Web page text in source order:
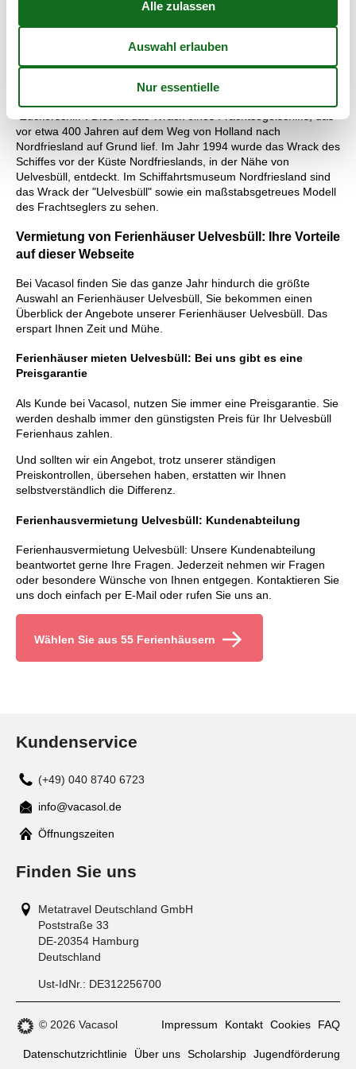
der Nordsee standhalten. Die heutige St.-Nikolai-Kirche wurde
1854 im Stil des klassischen neugotischen Backsteinbaus
errichtet. Damals gewährte der dänische König Friedrich VII.
vor etwa 400 Jahren auf dem Weg von Holland nach
Nordfriesland auf Grund lief. Im Jahr 1994 wurde das Wrack des
Schiffes vor der Küste Nordfrieslands, in der Nähe von
Uelvesbüll, entdeckt. Im Schiffahrtsmuseum Nordfriesland sind
das Wrack der "Uelvesbüll" sowie ein maßstabsgetreues Modell
des Frachtseglers zu sehen.
Vermietung von Ferienhäuser Uelvesbüll: Ihre Vorteile
auf dieser Webseite
Bei Vacasol finden Sie das ganze Jahr hindurch die größte
Auswahl an Ferienhäuser Uelvesbüll, Sie bekommen einen
Überblick der Angebote unserer Ferienhäuser Uelvesbüll. Das
erspart Ihnen Zeit und Mühe.
Ferienhäuser mieten Uelvesbüll: Bei uns gibt es eine
Preisgarantie
Als Kunde bei Vacasol, nutzen Sie immer eine Preisgarantie. Sie
werden deshalb immer den günstigsten Preis für Ihr Uelvesbüll
Ferienhaus zahlen.
Und sollten wir ein Angebot, trotz unserer ständigen
Preiskontrollen, übersehen haben, erstatten wir Ihnen
selbstverständlich die Differenz.
Ferienhausvermietung Uelvesbüll: Kundenabteilung
Ferienhausvermietung Uelvesbüll: Unsere Kundenabteilung
beantwortet gerne Ihre Fragen. Jederzeit nehmen wir Fragen
oder besondere Wünsche von Ihnen entgegen. Kontaktieren Sie
uns doch einfach per E-Mail oder rufen Sie uns an.
Wählen Sie aus 55 Ferienhäusern
Kundenservice
(+49) 040 8740 6723
Mail
info@vacasol.de
Öffnungszeiten
Finden Sie uns
Metatravel Deutschland GmbH
Poststraße 33
DE-20354 Hamburg
Deutschland
Ust-IdNr.: DE312256700
© 2026 Vacasol Impressum Kontakt Cookies FAQ
Datenschutzrichtlinie Über uns Scholarship Jugendförderung